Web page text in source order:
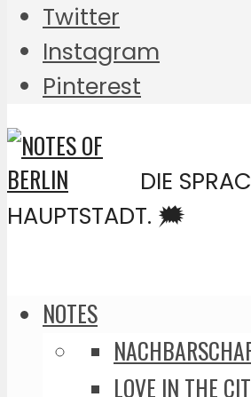
Twitter
Instagram
Pinterest
DIE
HAUPTSTADT. 🗯️
NOTES
LOVE IN THE